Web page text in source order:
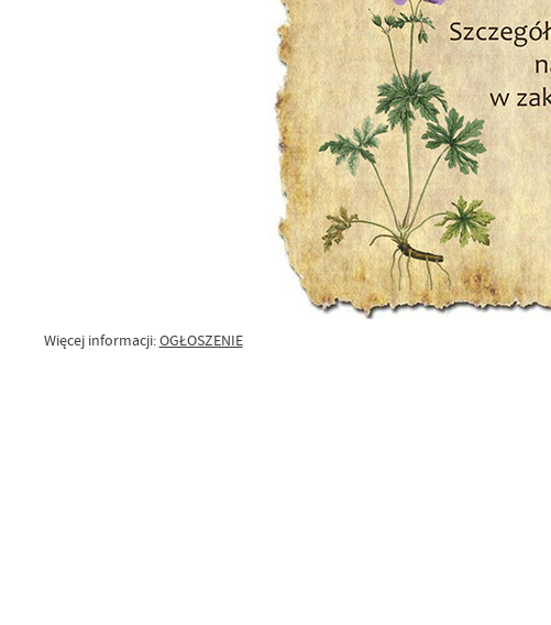
Więcej informacji:OGŁOSZENIE